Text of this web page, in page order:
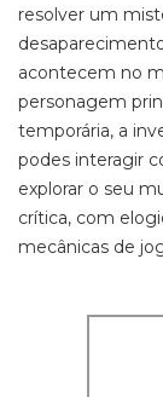
resolver um
acontecem no
personagem
temporária, a
podes interagir
explorar o seu
crítica, com
mecânicas de